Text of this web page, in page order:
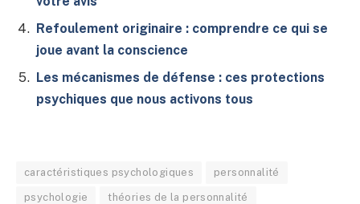
Refoulement originaire : comprendre ce qui se
joue avant la conscience
Les mécanismes de défense : ces protections
psychiques que nous activons tous
caractéristiques psychologiques personnalité
psychologie théories de la personnalité